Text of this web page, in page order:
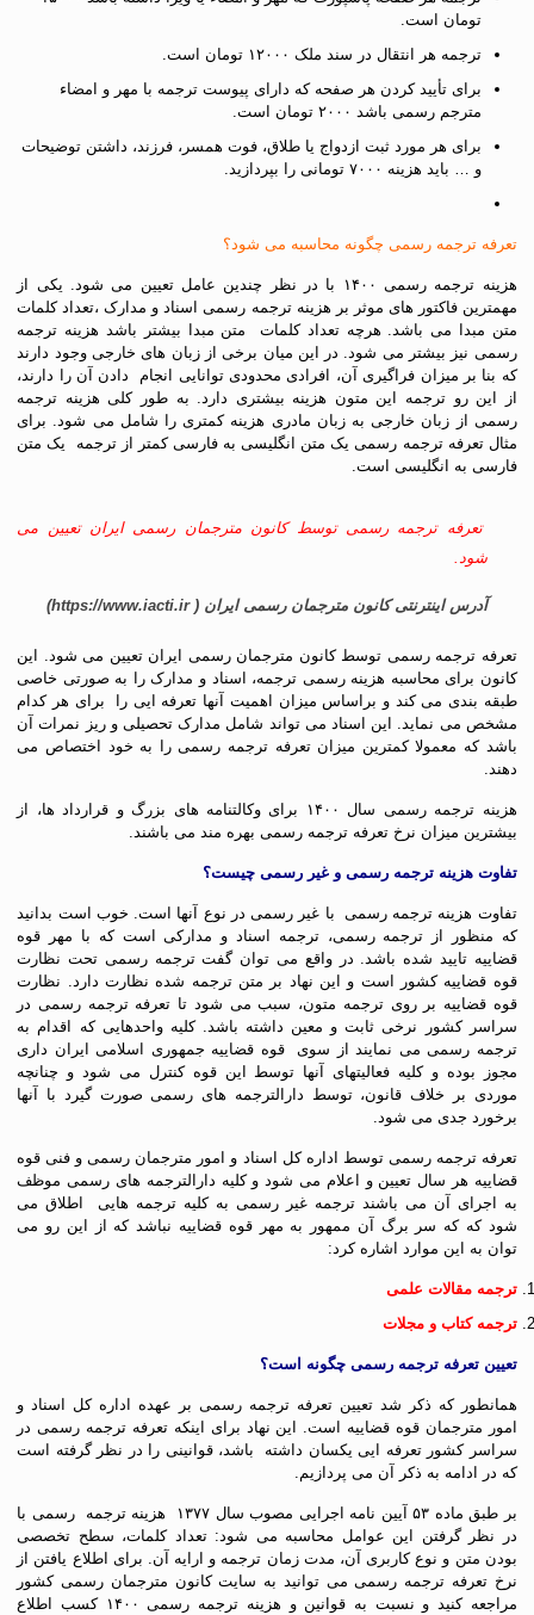
تومان است.
ترجمه هر انتقال در سند ملک ۱۲۰۰۰ تومان است.
برای تأیید کردن هر صفحه که دارای پیوست ترجمه با مهر و امضاء
مترجم رسمی باشد ۲۰۰۰ تومان است.
برای هر مورد ثبت ازدواج یا طلاق، فوت همسر، فرزند، داشتن توضیحات
و … باید هزینه ۷۰۰۰ تومانی را بپردازید.
تعرفه ترجمه رسمی چگونه محاسبه می شود؟
هزینه ترجمه رسمی ۱۴۰۰ با در نظر چندین عامل تعیین می شود. یکی از
مهمترین فاکتور های موثر بر هزینه ترجمه رسمی اسناد و مدارک ،تعداد کلمات
متن مبدا می باشد. هرچه تعداد کلمات متن مبدا بیشتر باشد هزینه ترجمه
رسمی نیز بیشتر می شود. در این میان برخی از زبان های خارجی وجود دارند
که بنا بر میزان فراگیری آن، افرادی محدودی توانایی انجام دادن آن را دارند،
از این رو ترجمه این متون هزینه بیشتری دارد. به طور کلی هزینه ترجمه
رسمی از زبان خارجی به زبان مادری هزینه کمتری را شامل می شود. برای
مثال تعرفه ترجمه رسمی یک متن انگلیسی به فارسی کمتر از ترجمه یک متن
فارسی به انگلیسی است.
تعرفه ترجمه رسمی توسط کانون مترجمان رسمی ایران تعیین می
شود.
آدرس اینترنتی کانون مترجمان رسمی ایران ( https://www.iacti.ir)
تعرفه ترجمه رسمی توسط کانون مترجمان رسمی ایران تعیین می شود. این
کانون برای محاسبه هزینه رسمی ترجمه، اسناد و مدارک را به صورتی خاصی
طبقه بندی می کند و براساس میزان اهمیت آنها تعرفه ایی را برای هر کدام
مشخص می نماید. این اسناد می تواند شامل مدارک تحصیلی و ریز نمرات آن
باشد که معمولا کمترین میزان تعرفه ترجمه رسمی را به خود اختصاص می
دهند.
هزینه ترجمه رسمی سال ۱۴۰۰ برای وکالتنامه های بزرگ و قرارداد ها، از
بیشترین میزان نرخ تعرفه ترجمه رسمی بهره مند می باشند.
تفاوتهزینه ترجمه رسمیو غیر رسمی چیست؟
تفاوت هزینه ترجمه رسمی با غیر رسمی در نوع آنها است. خوب است بدانید
که منظور از ترجمه رسمی، ترجمه اسناد و مدارکی است که با مهر قوه
قضاییه تایید شده باشد. در واقع می توان گفت ترجمه رسمی تحت نظارت
قوه قضاییه کشور است و این نهاد بر متن ترجمه شده نظارت دارد. نظارت
قوه قضاییه بر روی ترجمه متون، سبب می شود تا تعرفه ترجمه رسمی در
سراسر کشور نرخی ثابت و معین داشته باشد. کلیه واحدهایی که اقدام به
ترجمه رسمی می نمایند از سوی قوه قضاییه جمهوری اسلامی ایران داری
مجوز بوده و کلیه فعالیتهای آنها توسط این قوه کنترل می شود و چنانچه
موردی بر خلاف قانون، توسط دارالترجمه های رسمی صورت گیرد با آنها
برخورد جدی می شود.
تعرفه ترجمه رسمی توسط اداره کل اسناد و امور مترجمان رسمی و فنی قوه
قضاییه هر سال تعیین و اعلام می شود و کلیه دارالترجمه های رسمی موظف
به اجرای آن می باشند ترجمه غیر رسمی به کلیه ترجمه هایی اطلاق می
شود که که سر برگ آن ممهور به مهر قوه قضاییه نباشد که از این رو می
توان به این موارد اشاره کرد:
ترجمه مقالات علمی
ترجمه کتاب و مجلات
تعیینتعرفه ترجمه رسمیچگونه است؟
همانطور که ذکر شد تعیین تعرفه ترجمه رسمی بر عهده اداره کل اسناد و
امور مترجمان قوه قضاییه است. این نهاد برای اینکه تعرفه ترجمه رسمی در
سراسر کشور تعرفه ایی یکسان داشته باشد، قوانینی را در نظر گرفته است
که در ادامه به ذکر آن می پردازیم.
بر طبق ماده ۵۳ آیین نامه اجرایی مصوب سال ۱۳۷۷ هزینه ترجمه رسمی با
در نظر گرفتن این عوامل محاسبه می شود: تعداد کلمات، سطح تخصصی
بودن متن و نوع کاربری آن، مدت زمان ترجمه و ارایه آن. برای اطلاع یافتن از
نرخ تعرفه ترجمه رسمی می توانید به سایت کانون مترجمان رسمی کشور
مراجعه کنید و نسبت به قوانین و هزینه ترجمه رسمی ۱۴۰۰ کسب اطلاع